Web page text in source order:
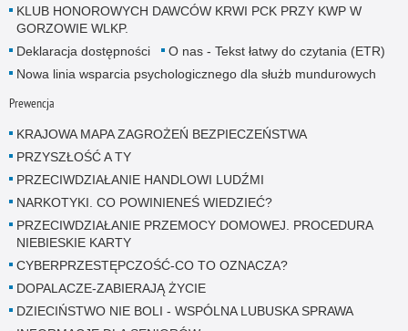
KLUB HONOROWYCH DAWCÓW KRWI PCK PRZY KWP W
GORZOWIE WLKP.
Deklaracja dostępności
O nas - Tekst łatwy do czytania (ETR)
Nowa linia wsparcia psychologicznego dla służb mundurowych
Prewencja
KRAJOWA MAPA ZAGROŻEŃ BEZPIECZEŃSTWA
PRZYSZŁOŚĆ A TY
PRZECIWDZIAŁANIE HANDLOWI LUDŹMI
NARKOTYKI. CO POWINIENEŚ WIEDZIEĆ?
PRZECIWDZIAŁANIE PRZEMOCY DOMOWEJ. PROCEDURA
NIEBIESKIE KARTY
CYBERPRZESTĘPCZOŚĆ-CO TO OZNACZA?
DOPALACZE-ZABIERAJĄ ŻYCIE
DZIECIŃSTWO NIE BOLI - WSPÓLNA LUBUSKA SPRAWA